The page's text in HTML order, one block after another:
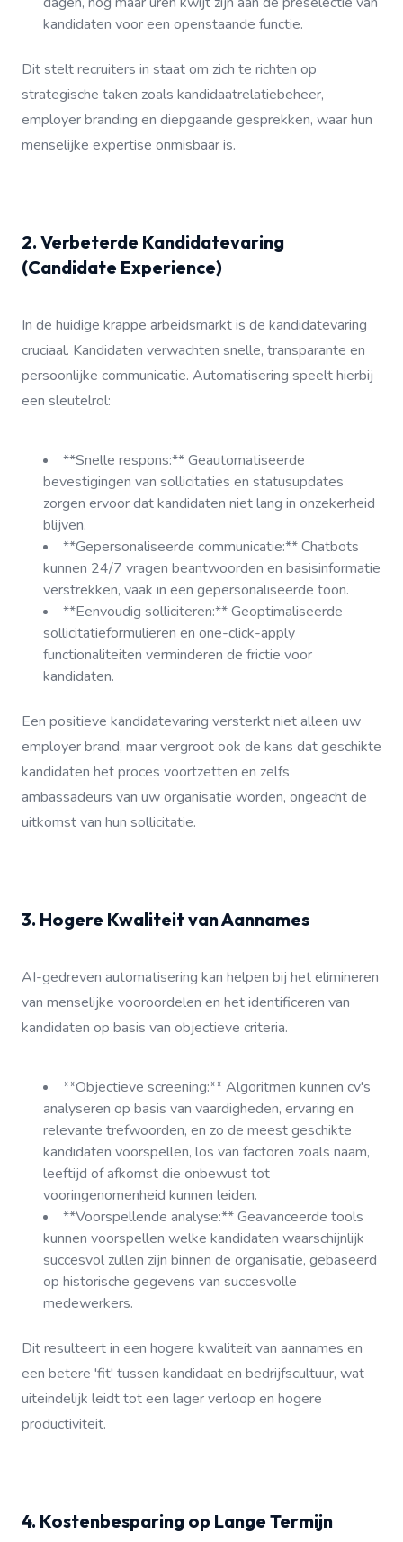
kandidaten voor een openstaande functie.
Dit stelt recruiters in staat om zich te richten op
strategische taken zoals kandidaatrelatiebeheer,
employer branding en diepgaande gesprekken, waar hun
menselijke expertise onmisbaar is.
2. Verbeterde Kandidatevaring
(Candidate Experience)
In de huidige krappe arbeidsmarkt is de kandidatevaring
cruciaal. Kandidaten verwachten snelle, transparante en
persoonlijke communicatie. Automatisering speelt hierbij
een sleutelrol:
**Snelle respons:** Geautomatiseerde
bevestigingen van sollicitaties en statusupdates
zorgen ervoor dat kandidaten niet lang in onzekerheid
blijven.
**Gepersonaliseerde communicatie:** Chatbots
kunnen 24/7 vragen beantwoorden en basisinformatie
verstrekken, vaak in een gepersonaliseerde toon.
**Eenvoudig solliciteren:** Geoptimaliseerde
sollicitatieformulieren en one-click-apply
functionaliteiten verminderen de frictie voor
kandidaten.
Een positieve kandidatevaring versterkt niet alleen uw
employer brand, maar vergroot ook de kans dat geschikte
kandidaten het proces voortzetten en zelfs
ambassadeurs van uw organisatie worden, ongeacht de
uitkomst van hun sollicitatie.
3. Hogere Kwaliteit van Aannames
AI-gedreven automatisering kan helpen bij het elimineren
van menselijke vooroordelen en het identificeren van
kandidaten op basis van objectieve criteria.
**Objectieve screening:** Algoritmen kunnen cv's
analyseren op basis van vaardigheden, ervaring en
relevante trefwoorden, en zo de meest geschikte
kandidaten voorspellen, los van factoren zoals naam,
leeftijd of afkomst die onbewust tot
vooringenomenheid kunnen leiden.
**Voorspellende analyse:** Geavanceerde tools
kunnen voorspellen welke kandidaten waarschijnlijk
succesvol zullen zijn binnen de organisatie, gebaseerd
op historische gegevens van succesvolle
medewerkers.
Dit resulteert in een hogere kwaliteit van aannames en
een betere 'fit' tussen kandidaat en bedrijfscultuur, wat
uiteindelijk leidt tot een lager verloop en hogere
productiviteit.
4. Kostenbesparing op Lange Termijn